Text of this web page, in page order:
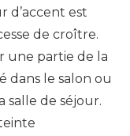
d’accent est
de croître.
une partie de la
dans le salon ou
salle de séjour.